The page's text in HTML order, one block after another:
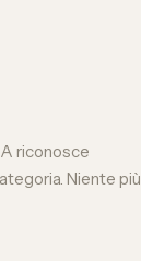
riconosce
Niente più